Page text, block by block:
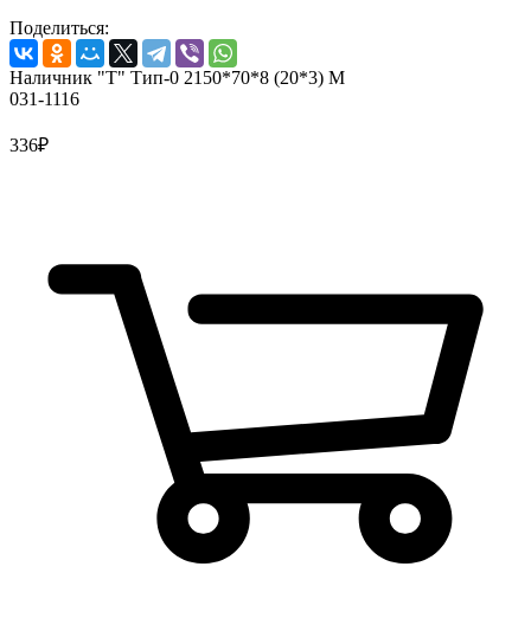
Поделиться:
Наличник "Т" Тип-0 2150*70*8 (20*3) M
031-1116
336₽